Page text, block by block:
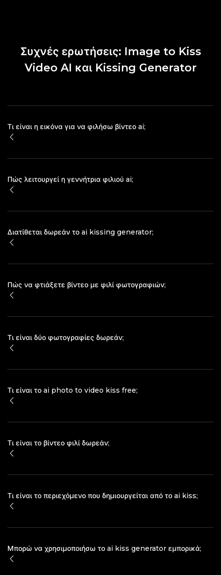
Συχνές ερωτήσεις: Image to Kiss
Video AI και Kissing Generator
Τι είναι η εικόνα για να φιλήσω βίντεο ai;
Πώς λειτουργεί η γεννήτρια φιλιού ai;
Διατίθεται δωρεάν το ai kissing generator;
Πώς να φτιάξετε βίντεο με φιλί φωτογραφιών;
Τι είναι δύο φωτογραφίες δωρεάν;
Τι είναι το ai photo to video kiss free;
Τι είναι το βίντεο φιλί δωρεάν;
Τι είναι το περιεχόμενο που δημιουργείται από το ai kiss;
Μπορώ να χρησιμοποιήσω το ai kiss generator εμπορικά;